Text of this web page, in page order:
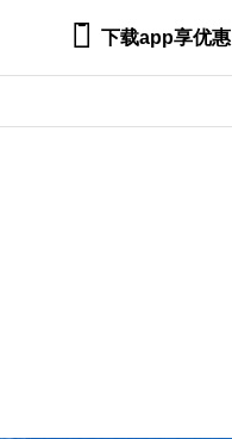
 下载app享优惠